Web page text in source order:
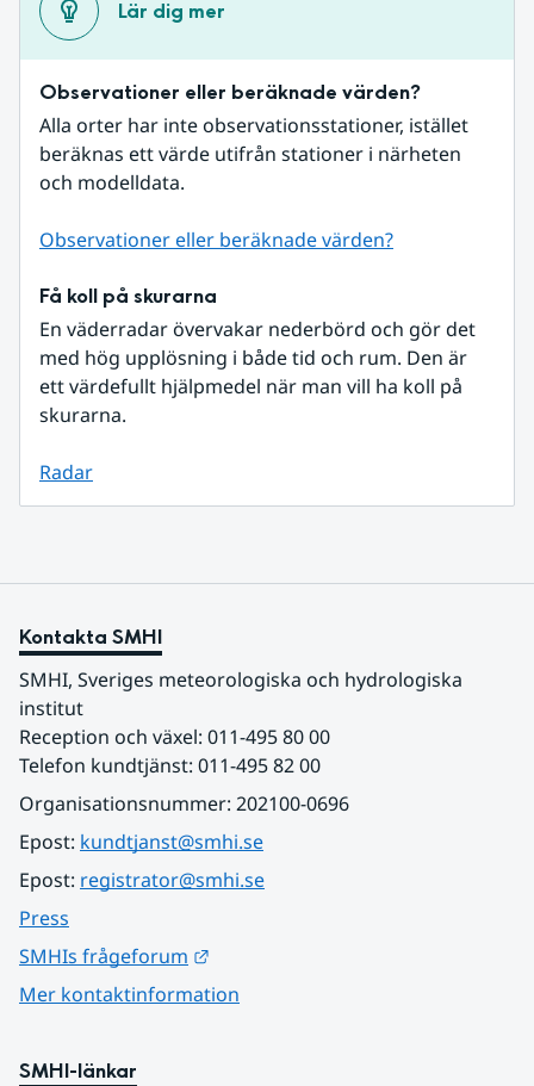
Lär dig mer
Observationer eller beräknade värden?
Alla orter har inte observationsstationer, istället
beräknas ett värde utifrån stationer i närheten
och modelldata.
Observationer eller beräknade värden?
Få koll på skurarna
En väderradar övervakar nederbörd och gör det
med hög upplösning i både tid och rum. Den är
ett värdefullt hjälpmedel när man vill ha koll på
skurarna.
Radar
Kontakta SMHI
SMHI, Sveriges meteorologiska och hydrologiska
institut
Reception och växel: 011-495 80 00
Telefon kundtjänst: 011-495 82 00
Organisationsnummer: 202100-0696
Epost: kundtjanst@smhi.se
Epost: registrator@smhi.se
Press
SMHIs frågeforum
Mer kontaktinformation
SMHI-länkar